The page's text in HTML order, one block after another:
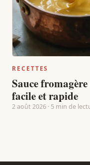
RECETTES
Sauce
facile et rapide
2 août 2026 · 5 min de